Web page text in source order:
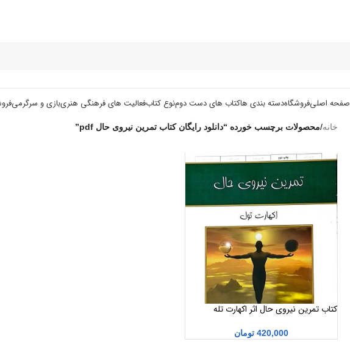
صفحه اصلیفروشگاهدسته بندی هاکتاب های دست دومنوع کتابفعالیت های فرهنگی هنریبازی و سرگرمی
خانه/محصولات برچسب خورده “دانلود رایگان کتاب تمرین نیروی حال pdf”
کتاب تمرین نیروی حال اثر اکهارت تله
420,000 تومان